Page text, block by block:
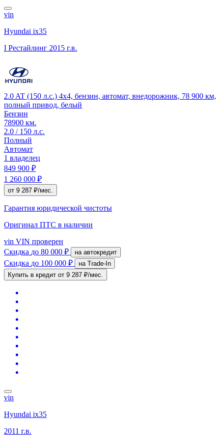
vin
Hyundai ix35
I Рестайлинг 2015 г.в.
2.0 AT (150 л.с.) 4x4, бензин, автомат, внедорожник, 78 900 км,
полный привод, белый
Бензин
78900 км.
2.0 / 150 л.с.
Полный
Автомат
1 владелец
849 900 ₽
1 260 000 ₽
от 9 287 ₽/мес.
Гарантия юридической чистоты
Оригинал ПТС в наличии
vin VIN проверен
Скидка до 80 000 ₽ на автокредит
Скидка до 100 000 ₽
на Trade-In
Купить в кредит от 9 287 ₽/мес.
vin
Hyundai ix35
2011 г.в.